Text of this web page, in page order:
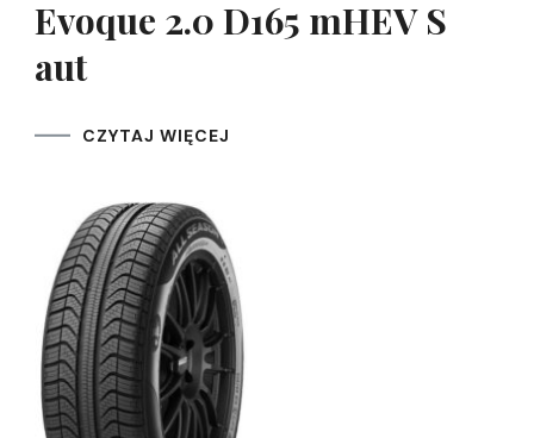
Evoque 2.0 D165 mHEV S
aut
CZYTAJ WIĘCEJ